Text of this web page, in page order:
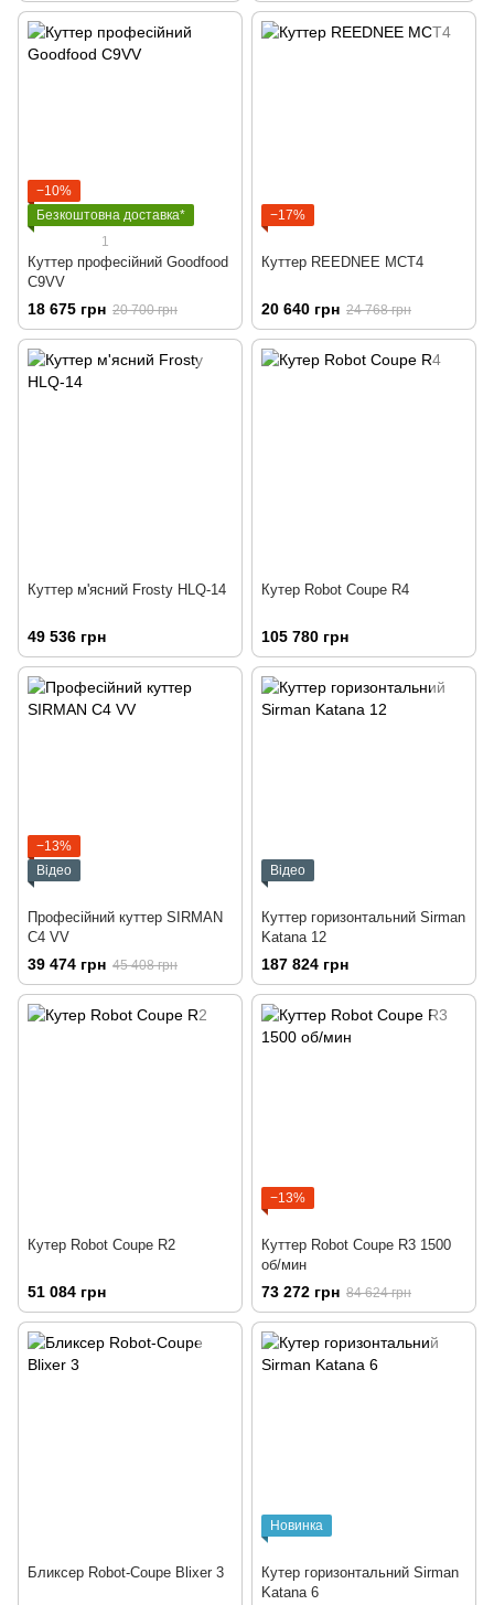
−10%
Безкоштовна доставка*
1
Куттер професійний Goodfood
C9VV
18 675 грн 20 700 грн
−17%
Куттер REEDNEE MCT4
20 640 грн 24 768 грн
Куттер м'ясний Frosty HLQ-14
49 536 грн
Кутер Robot Coupe R4
105 780 грн
−13%
Відео
Професійний куттер SIRMAN
C4 VV
39 474 грн 45 408 грн
Відео
Куттер горизонтальний Sirman
Katana 12
187 824 грн
Кутер Robot Coupe R2
51 084 грн
−13%
Куттер Robot Coupe R3 1500
об/мин
73 272 грн 84 624 грн
Бликсер Robot-Coupe Blixer 3
Новинка
Кутер горизонтальний Sirman
Katana 6